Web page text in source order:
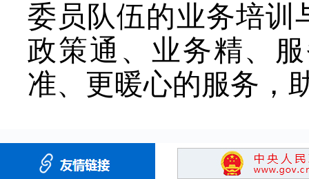
委员队伍的业务培训
政策通、业务精、
准、更暖心的服务，